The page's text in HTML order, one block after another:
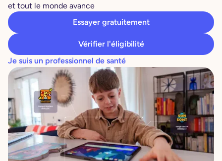
et tout le monde avance
Essayer gratuitement
Vérifier l'éligibilité
Je suis un professionnel de santé